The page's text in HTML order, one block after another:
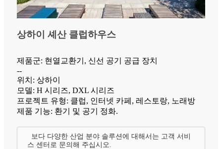
상하이 셰산 클럽하우스
제품군: 현열교환기, 신선 공기 공급 장치
--
위치: 상하이
모델: H 시리즈, DXL 시리즈
프로젝트 유형: 클럽, 인터넷 카페, 레스토랑, 노래방
제품 기능: 환기 및 공기 정화.
보다 다양한 산업 분야 솔루션에 대해서는 고객 서비
스 센터로 문의해 주십시오.